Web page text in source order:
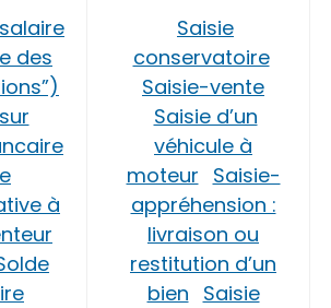
des
à
Saisie
conservatoire
Saisie-vente
Saisie d’un
véhicule à
moteur Saisie-
appréhension :
livraison ou
restitution d’un
bien Saisie